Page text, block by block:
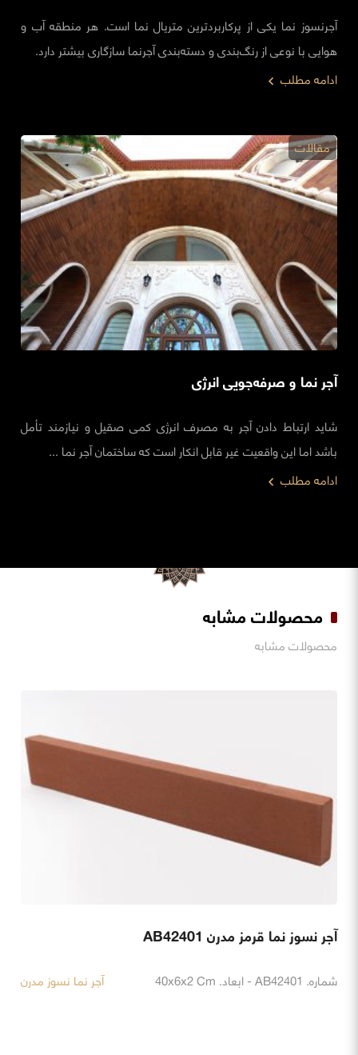
آجرنسوز نما یکی از پرکاربردترین متریال نما است. هر منطقه آب و
هوایی با نوعی از رنگ‌بندی و دسته‌بندی آجرنما سازگاری بیشتر دارد.
ادامه مطلب
آجر نما و صرفه‌جویی انرژی
شاید ارتباط دادن آجر به مصرف انرژی کمی صقیل و نیازمند تأمل
باشد اما این واقعیت غیر قابل انکار است که ساختمان آجر نما ...
مقالات
ادامه مطلب
محصولات مشابه
محصولات مشابه
آجر نسوز نما قرمز مدرن AB42401
شماره. AB42401 - ابعاد. 40x6x2 Cm آجر نما نسوز مدرن